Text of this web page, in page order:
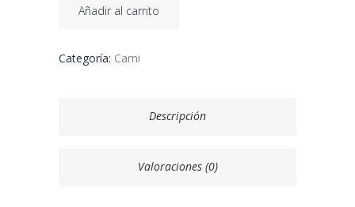
Añadir al carrito
Categoría: Carni
Descripción
Valoraciones (0)